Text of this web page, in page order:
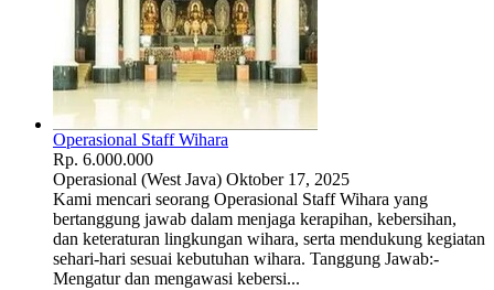
Operasional Staff Wihara
Rp. 6.000.000
Operasional (West Java) Oktober 17, 2025
Kami mencari seorang Operasional Staff Wihara yang
bertanggung jawab dalam menjaga kerapihan, kebersihan,
dan keteraturan lingkungan wihara, serta mendukung kegiatan
sehari-hari sesuai kebutuhan wihara. Tanggung Jawab:-
Mengatur dan mengawasi kebersi...